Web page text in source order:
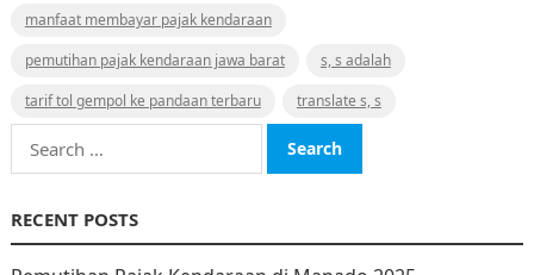
manfaat membayar pajak kendaraan
pemutihan pajak kendaraan jawa barat
s, s adalah
tarif tol gempol ke pandaan terbaru
translate s, s
Search
for:
RECENT POSTS